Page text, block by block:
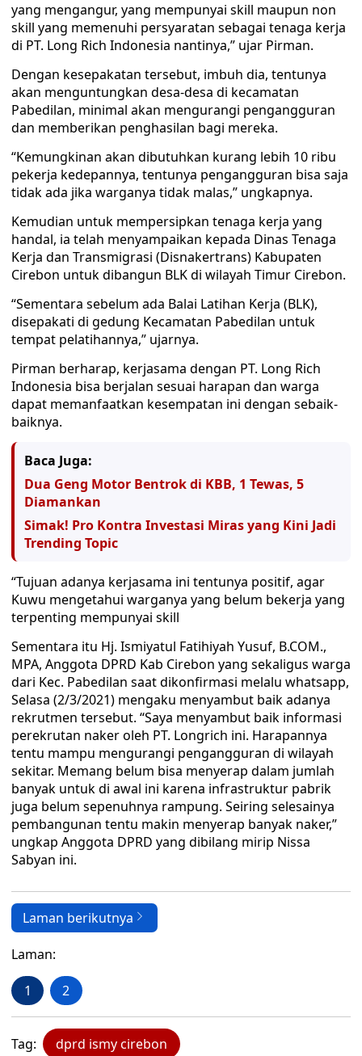
yang mengangur, yang mempunyai skill maupun non
skill yang memenuhi persyaratan sebagai tenaga kerja
di PT. Long Rich Indonesia nantinya,” ujar Pirman.
Dengan kesepakatan tersebut, imbuh dia, tentunya
akan menguntungkan desa-desa di kecamatan
Pabedilan, minimal akan mengurangi pengangguran
dan memberikan penghasilan bagi mereka.
“Kemungkinan akan dibutuhkan kurang lebih 10 ribu
pekerja kedepannya, tentunya pengangguran bisa saja
tidak ada jika warganya tidak malas,” ungkapnya.
Kemudian untuk mempersipkan tenaga kerja yang
handal, ia telah menyampaikan kepada Dinas Tenaga
Kerja dan Transmigrasi (Disnakertrans) Kabupaten
Cirebon untuk dibangun BLK di wilayah Timur Cirebon.
“Sementara sebelum ada Balai Latihan Kerja (BLK),
disepakati di gedung Kecamatan Pabedilan untuk
tempat pelatihannya,” ujarnya.
Pirman berharap, kerjasama dengan PT. Long Rich
Indonesia bisa berjalan sesuai harapan dan warga
dapat memanfaatkan kesempatan ini dengan sebaik-
baiknya.
Baca Juga:
Dua Geng Motor Bentrok di KBB, 1 Tewas, 5
Diamankan
Simak! Pro Kontra Investasi Miras yang Kini Jadi
Trending Topic
“Tujuan adanya kerjasama ini tentunya positif, agar
Kuwu mengetahui warganya yang belum bekerja yang
terpenting mempunyai skill
Sementara itu Hj. Ismiyatul Fatihiyah Yusuf, B.COM.,
MPA, Anggota DPRD Kab Cirebon yang sekaligus warga
dari Kec. Pabedilan saat dikonfirmasi melalu whatsapp,
Selasa (2/3/2021) mengaku menyambut baik adanya
rekrutmen tersebut. “Saya menyambut baik informasi
perekrutan naker oleh PT. Longrich ini. Harapannya
tentu mampu mengurangi pengangguran di wilayah
sekitar. Memang belum bisa menyerap dalam jumlah
banyak untuk di awal ini karena infrastruktur pabrik
juga belum sepenuhnya rampung. Seiring selesainya
pembangunan tentu makin menyerap banyak naker,”
ungkap Anggota DPRD yang dibilang mirip Nissa
Sabyan ini.
Laman berikutnya
Laman:
1 2
Tag: dprd ismy cirebon